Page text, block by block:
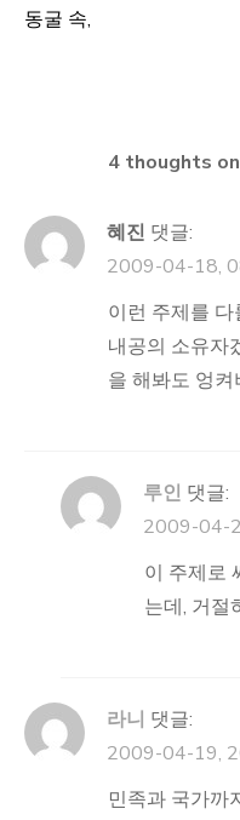
글
동굴 속,
4 thoughts on
혜진 댓글:
2009-04-18,
이런 주제를
내공의 소유자
을 해봐도 엉
루인 댓글:
2009-04-
이 주제로
는데, 거절
라니 댓글:
2009-04-19,
민족과 국가까